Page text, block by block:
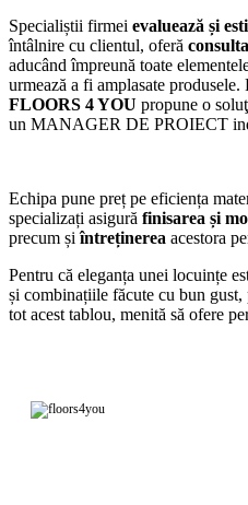
Specialiștii firmei evaluează și
întâlnire cu clientul, oferă
aducând împreună toate
urmează a fi amplasate
FLOORS 4 YOU propune o
un MANAGER DE PROIECT
Echipa pune preț pe eficiența
specializați asigură finisarea și
precum șiîntreținerea acestora
Pentru că eleganța unei locuințe
și combinațiile făcute cu bun
tot acest tablou, menită să ofere